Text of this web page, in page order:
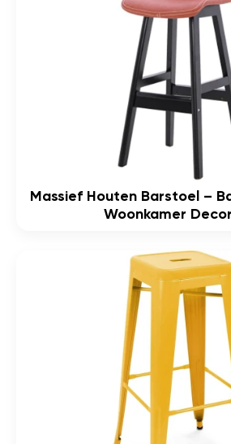
Massief Houten Barstoel –
Woonkamer